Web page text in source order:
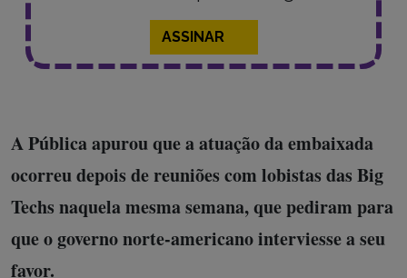
ASSINAR
A Pública apurou que a atuação da embaixada
ocorreu depois de reuniões com lobistas das Big
Techs naquela mesma semana, que pediram para
que o governo norte-americano interviesse a seu
favor.